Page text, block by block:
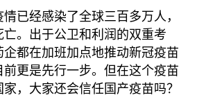
已经感染了全球三百多万人，
。出于公卫和利润的双重考
都在加班加点地推动新冠疫苗
更是先行一步。但在这个疫苗
，大家还会信任国产疫苗吗？